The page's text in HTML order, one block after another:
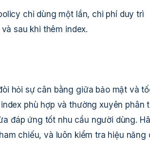
chỉ dùng một lần, chi phí duy trì
sau khi thêm index.
hỏi sự cân bằng giữa bảo mật và
phù hợp và thường xuyên phân
đáp ứng tốt nhu cầu người dùng.
chiếu, và luôn kiểm tra hiệu năng